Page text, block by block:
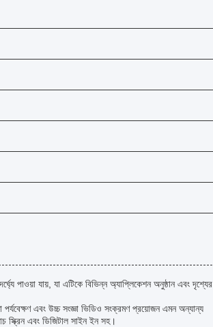
পাওয়া যায়, যা এটিকে বিভিন্ন অ্যাপ্লিকেশন অনুষ্ঠান এবং দৃশ্যের
এবং উচ্চ সংজ্ঞা ভিডিও সংক্রমণ প্রয়োজন এমন অন্যান্য
স্ক্রিন এবং ডিজিটাল সাইন ইন সহ।